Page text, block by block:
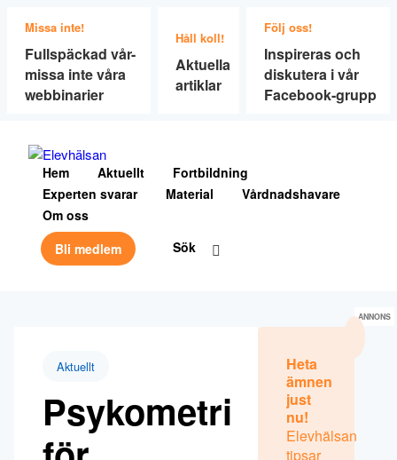
Missa inte!
Fullspäckad vår-
missa inte våra
webbinarier
Håll koll!
Aktuella
artiklar
Följ oss!
Inspireras och
diskutera i vår
Facebook-grupp
Hem Aktuellt
Fortbildning
Experten svarar
Material
Vårdnadshavare
Om oss
Bli medlem
Sök
Aktuellt
Psykometri
Heta
ämnen
just
nu!
Elevhälsan
tipsar
ANNONS